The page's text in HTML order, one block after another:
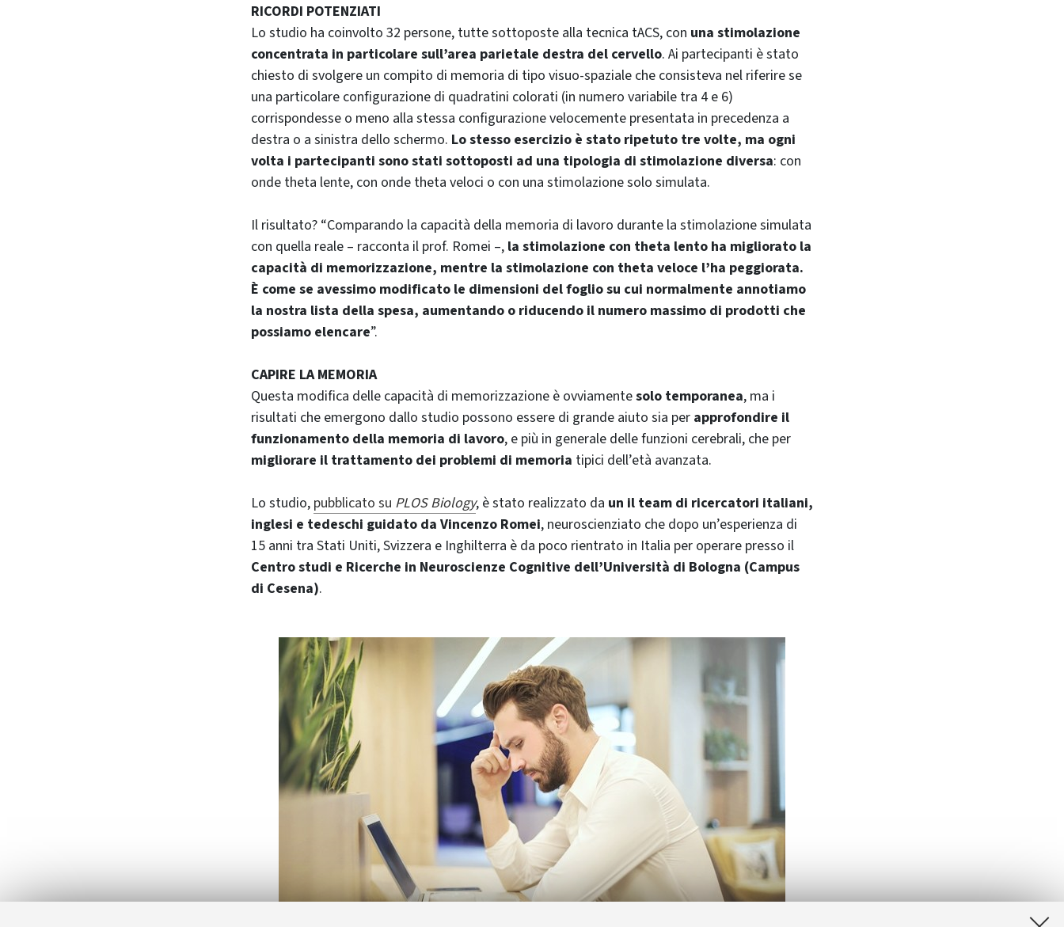
RICORDI POTENZIATI
Lo studio ha coinvolto 32 persone, tutte sottoposte alla tecnica tACS, con una stimolazione
concentrata in particolare sull’area parietale destra del cervello. Ai partecipanti è stato
chiesto di svolgere un compito di memoria di tipo visuo-spaziale che consisteva nel riferire se
una particolare configurazione di quadratini colorati (in numero variabile tra 4 e 6)
corrispondesse o meno alla stessa configurazione velocemente presentata in precedenza a
destra o a sinistra dello schermo. Lo stesso esercizio è stato ripetuto tre volte, ma ogni
volta i partecipanti sono stati sottoposti ad una tipologia di stimolazione diversa: con
onde theta lente, con onde theta veloci o con una stimolazione solo simulata.
Il risultato? “Comparando la capacità della memoria di lavoro durante la stimolazione simulata
con quella reale – racconta il prof. Romei –, la stimolazione con theta lento ha migliorato la
capacità di memorizzazione, mentre la stimolazione con theta veloce l’ha peggiorata.
È come se avessimo modificato le dimensioni del foglio su cui normalmente annotiamo
la nostra lista della spesa, aumentando o riducendo il numero massimo di prodotti che
possiamo elencare”.
CAPIRE LA MEMORIA
Questa modifica delle capacità di memorizzazione è ovviamentesolo temporanea, ma i
risultati che emergono dallo studio possono essere di grande aiuto sia per approfondire il
funzionamento della memoria di lavoro, e più in generale delle funzioni cerebrali, che per
migliorare il trattamento dei problemi di memoria tipici dell’età avanzata.
Lo studio, pubblicato su PLOS Biology, è stato realizzato da un il team di ricercatori italiani,
inglesi e tedeschi guidato da Vincenzo Romei, neuroscienziato che dopo un’esperienza di
15 anni tra Stati Uniti, Svizzera e Inghilterra è da poco rientrato in Italia per operare presso il
Centro studi e Ricerche in Neuroscienze Cognitive dell’Università di Bologna (Campus
di Cesena).